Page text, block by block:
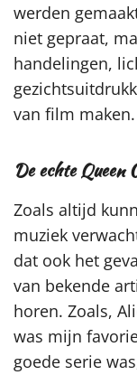
werden
niet gepraat,
handelingen,
van film maken.
De echte Queen
Zoals altijd
muziek
dat ook het
van bekende
horen. Zoals,
was mijn
goede serie